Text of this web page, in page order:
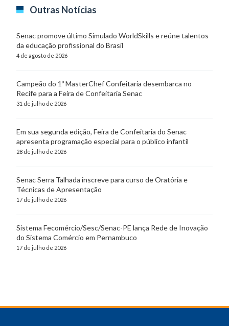
Outras Notícias
Senac promove último Simulado WorldSkills e reúne talentos
da educação profissional do Brasil
4 de agosto de 2026
Campeão do 1º MasterChef Confeitaria desembarca no
Recife para a Feira de Confeitaria Senac
31 de julho de 2026
Em sua segunda edição, Feira de Confeitaria do Senac
apresenta programação especial para o público infantil
28 de julho de 2026
Senac Serra Talhada inscreve para curso de Oratória e
Técnicas de Apresentação
17 de julho de 2026
Sistema Fecomércio/Sesc/Senac-PE lança Rede de Inovação
do Sistema Comércio em Pernambuco
17 de julho de 2026